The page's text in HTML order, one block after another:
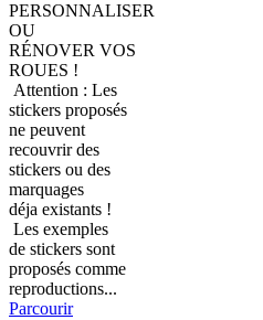
PERSONNALISER
OU
RÉNOVER VOS
ROUES !
Attention : Les
stickers proposés
ne peuvent
recouvrir des
stickers ou des
marquages
déja existants !
Les exemples
de stickers sont
proposés comme
reproductions...
Parcourir